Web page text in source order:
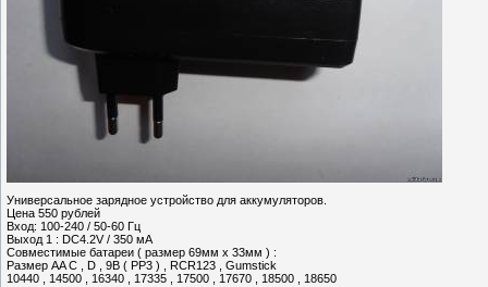
Универсальное зарядное устройство для аккумуляторов.
Цена 550 рублей
Вход: 100-240 / 50-60 Гц
Выход 1 : DC4.2V / 350 мА
Совместимые батареи ( размер 69мм х 33мм ) :
Размер AA C , D , 9В ( PP3 ) , RCR123 , Gumstick
10440 , 14500 , 16340 , 17335 , 17500 , 17670 , 18500 , 18650